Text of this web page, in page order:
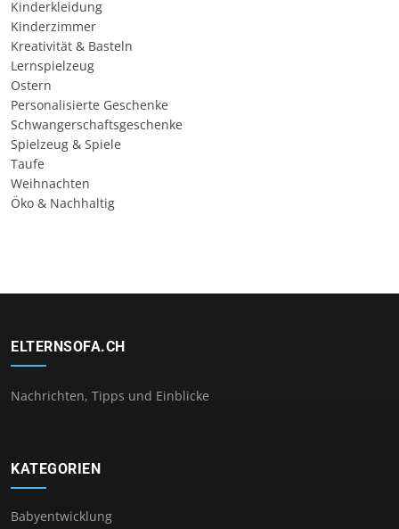
Kinderkleidung
Kinderzimmer
Kreativität & Basteln
Lernspielzeug
Ostern
Personalisierte Geschenke
Schwangerschaftsgeschenke
Spielzeug & Spiele
Taufe
Weihnachten
Öko & Nachhaltig
ELTERNSOFA.CH
Nachrichten, Tipps und Einblicke
KATEGORIEN
Babyentwicklung